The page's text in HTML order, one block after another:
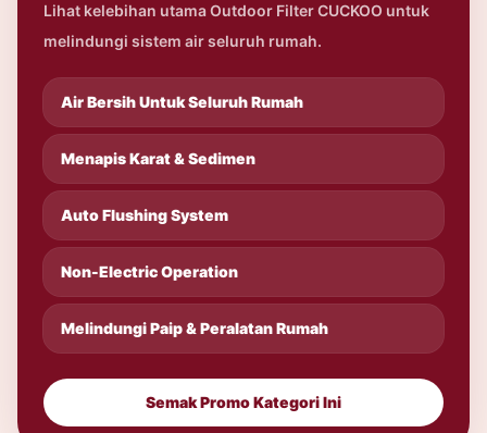
Lihat kelebihan utama Outdoor Filter CUCKOO untuk
melindungi sistem air seluruh rumah.
Air Bersih Untuk Seluruh Rumah
Menapis Karat & Sedimen
Auto Flushing System
Non-Electric Operation
Melindungi Paip & Peralatan Rumah
Semak Promo Kategori Ini